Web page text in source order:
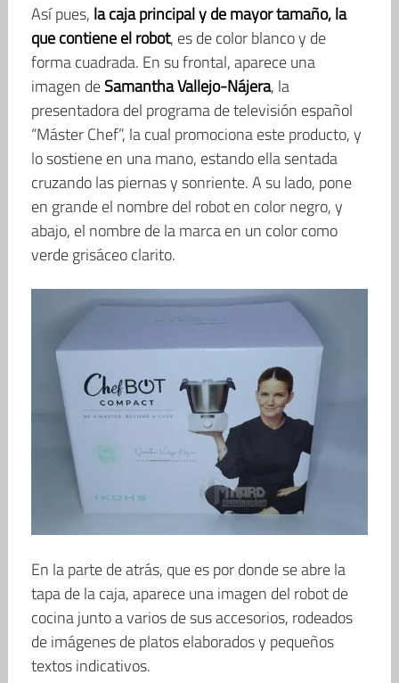
Así pues, la caja principal y de mayor tamaño, la
que contiene el robot, es de color blanco y de
forma cuadrada. En su frontal, aparece una
imagen deSamantha Vallejo-Nájera, la
presentadora del programa de televisión español
“Máster Chef”, la cual promociona este producto, y
lo sostiene en una mano, estando ella sentada
cruzando las piernas y sonriente. A su lado, pone
en grande el nombre del robot en color negro, y
abajo, el nombre de la marca en un color como
verde grisáceo clarito.
En la parte de atrás, que es por donde se abre la
tapa de la caja, aparece una imagen del robot de
cocina junto a varios de sus accesorios, rodeados
de imágenes de platos elaborados y pequeños
textos indicativos.